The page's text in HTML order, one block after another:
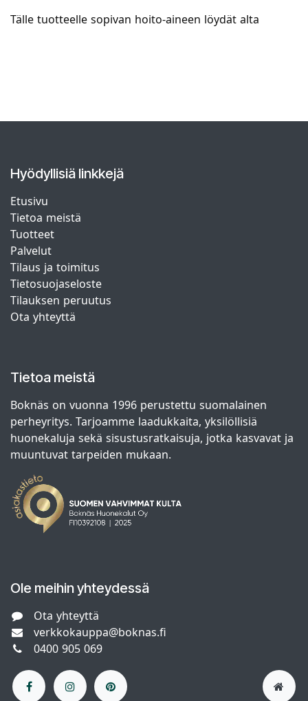
Tälle tuotteelle sopivan hoito-aineen löydät alta
Hyödyllisiä linkkejä
Etusivu
Tietoa meistä
Tuotteet
Palvelut
Tilaus ja toimitus
Tietosuojaseloste
Tilauksen peruutus
Ota yhteyttä
Tietoa meistä
Boknäs on vuonna 1996 perustettu suomalainen
perheyritys. Tarjoamme laadukkaita, yksilöllisiä
huonekaluja sekä sisustusratkaisuja, jotka kasvavat ja
muuntuvat tarpeiden mukaan.
Ole meihin yhteydessä
Ota yhteyttä
verkkokauppa@boknas.fi
0400 905 069